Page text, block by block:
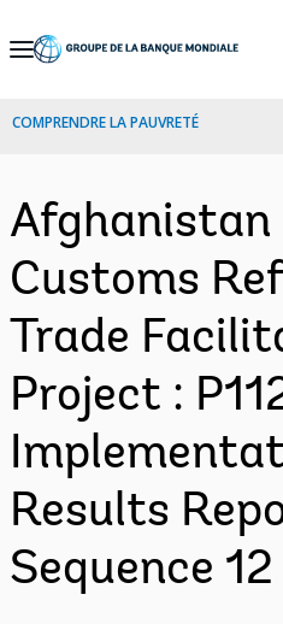
Skip
Navigation
COMPRENDRE LA PAUVRETÉ
Afghanistan
Customs
Trade
Project :
Results
Sequence